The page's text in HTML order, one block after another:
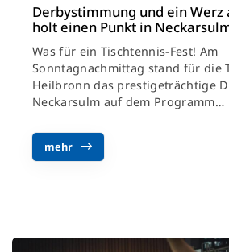
Derbystimmung und ein Werz
holt einen Punkt in
Was für ein Tischtennis-Fest! Am
Sonntagnachmittag stand für die
Heilbronn das prestigeträchtige
Neckarsulm auf dem Programm…
mehr